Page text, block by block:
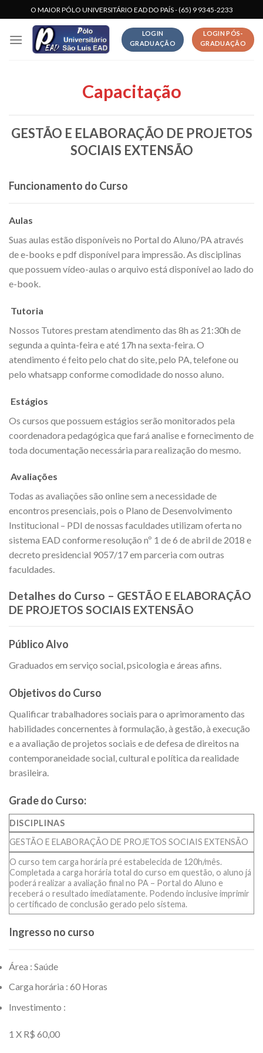
to
content
O MAIOR PÓLO UNIVERSITÁRIO EAD DO PAÍS - (65) 9 9345-2233
LOGIN
GRADUAÇÃO
LOGIN PÓS-
GRADUAÇÃO
Capacitação
GESTÃO E ELABORAÇÃO DE PROJETOS
SOCIAIS EXTENSÃO
Funcionamento do Curso
Aulas
Suas aulas estão disponíveis no Portal do Aluno/PA através
de e-books e pdf disponível para impressão. As disciplinas
que possuem vídeo-aulas o arquivo está disponível ao lado do
e-book.
Tutoria
Nossos Tutores prestam atendimento das 8h as 21:30h de
segunda a quinta-feira e até 17h na sexta-feira. O
atendimento é feito pelo chat do site, pelo PA, telefone ou
pelo whatsapp conforme comodidade do nosso aluno.
Estágios
Os cursos que possuem estágios serão monitorados pela
coordenadora pedagógica que fará analise e fornecimento de
toda documentação necessária para realização do mesmo.
Avaliações
Todas as avaliações são online sem a necessidade de
encontros presenciais, pois o Plano de Desenvolvimento
Institucional – PDI de nossas faculdades utilizam oferta no
sistema EAD conforme resolução nº 1 de 6 de abril de 2018 e
decreto presidencial 9057/17 em parceria com outras
faculdades.
Detalhes do Curso – GESTÃO E ELABORAÇÃO
DE PROJETOS SOCIAIS EXTENSÃO
Público Alvo
Graduados em serviço social, psicologia e áreas afins.
Objetivos do Curso
Qualificar trabalhadores sociais para o aprimoramento das
habilidades concernentes à formulação, à gestão, à execução
e a avaliação de projetos sociais e de defesa de direitos na
contemporaneidade social, cultural e política da realidade
brasileira.
Grade do Curso:
DISCIPLINAS
GESTÃO E ELABORAÇÃO DE PROJETOS SOCIAIS EXTENSÃO
O curso tem carga horária pré estabelecida de 120h/mês.
Completada a carga horária total do curso em questão, o aluno já
poderá realizar a avaliação final no PA – Portal do Aluno e
receberá o resultado imediatamente. Podendo inclusive imprimir
o certificado de conclusão gerado pelo sistema.
Ingresso no curso
Área : Saúde
Carga horária : 60 Horas
Investimento :
1 X R$ 60,00